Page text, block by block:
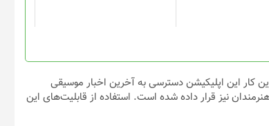
محصول
انتخاب
شوند
محصول
انتخاب
شوند
کار این اپلیکیشن دسترسی به آخرین اخبار موسیقی
نیز قرار داده شده است. استفاده از قابلیت‌های این